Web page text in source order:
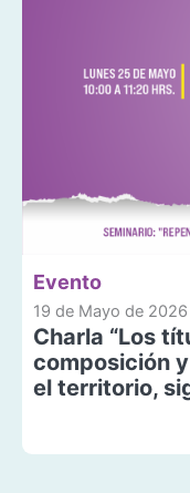
Evento
19 de Mayo de 2026
Charla “Los
composición
el territorio,